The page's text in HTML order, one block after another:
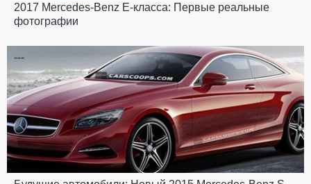
2017 Mercedes-Benz E-класса: Первые реальные
фотографии
---